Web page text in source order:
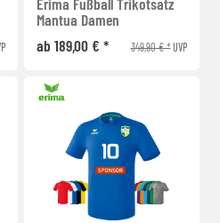
Mantua Damen
ab 189,00 € *
349,90 € *UVP